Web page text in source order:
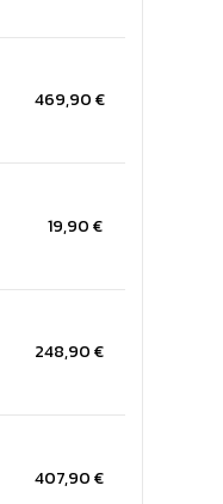
469,90 €
19,90 €
248,90 €
407,90 €